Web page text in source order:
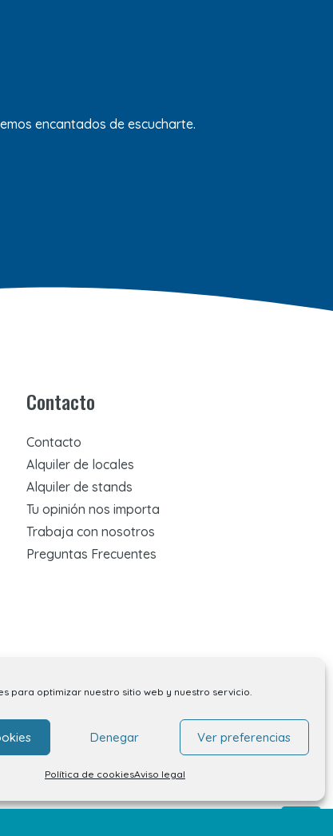
para optimizar nuestro sitio web y nuestro servicio.
Denegar Ver preferencias
Política de cookiesAviso legal
encantados de escucharte.
Contacto
Contacto
Alquiler de locales
Alquiler de stands
Tu opinión nos importa
Trabaja con nosotros
Preguntas Frecuentes